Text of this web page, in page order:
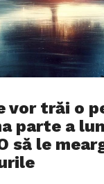
vor trăi o
parte a
să le